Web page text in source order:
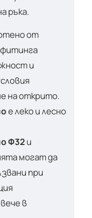
ръка.
от
и
на открито.
е леко и лесно
Ф32и
могат да
при
в